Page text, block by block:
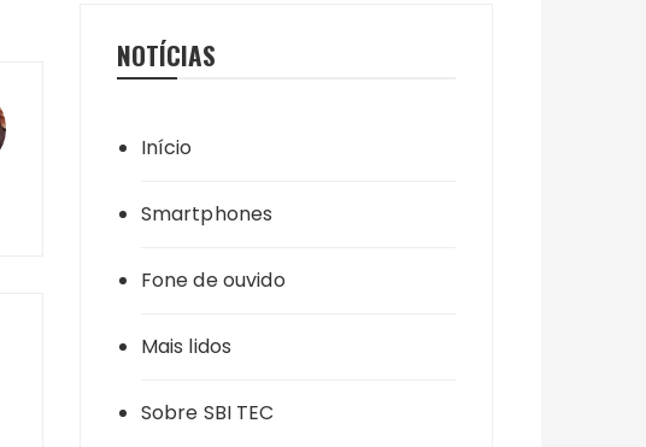
NOTÍCIAS
Início
Smartphones
Fone de ouvido
Mais lidos
Sobre SBI TEC